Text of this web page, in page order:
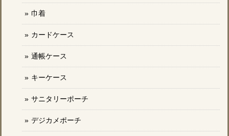
巾着
カードケース
通帳ケース
キーケース
サニタリーポーチ
デジカメポーチ